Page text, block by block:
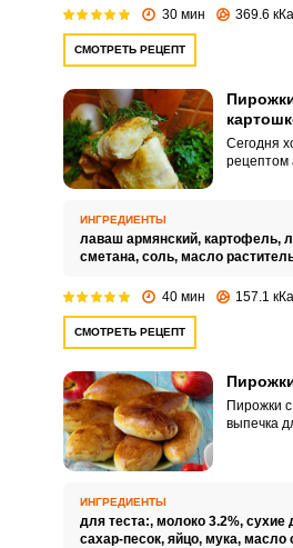
30 мин 369.6
СМОТРЕТЬ РЕЦЕПТ
Сегодня
рецептом
обычных
занимает
времени,
ИНГРЕДИЕНТЫ
лаваш армянский, картофель,
сметана, соль, масло
40 мин 157.1
СМОТРЕТЬ РЕЦЕПТ
Пирожки
выпечка
ИНГРЕДИЕНТЫ
для теста:, молоко 3.2%, сухие
сахар-песок, яйцо, мука, масло